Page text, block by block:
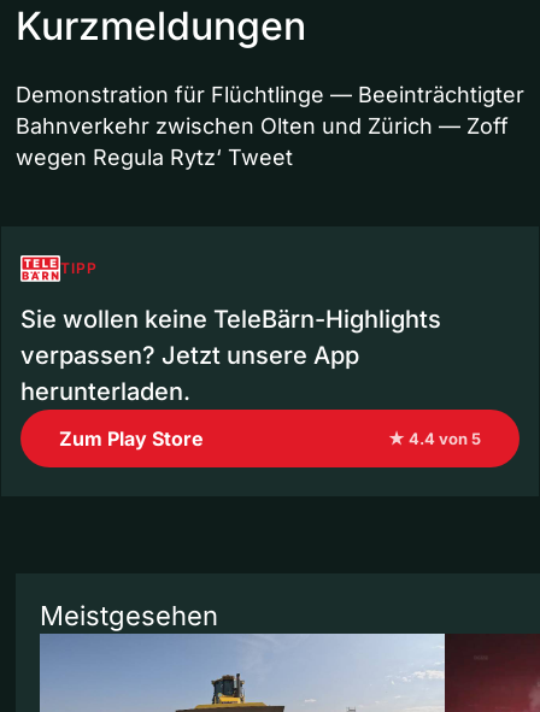
Kurzmeldungen
Demonstration für Flüchtlinge — Beeinträchtigter
Bahnverkehr zwischen Olten und Zürich — Zoff
wegen Regula Rytz‘ Tweet
TIPP
Sie wollen keine TeleBärn-Highlights
verpassen? Jetzt unsere App
herunterladen.
Zum Play Store ★ 4.4 von 5
Meistgesehen